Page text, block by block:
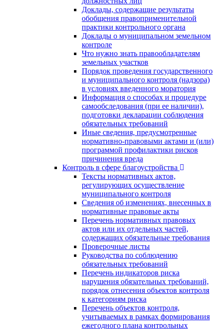
Доклады, содержащие результаты
обобщения правоприменительной
практики контрольного органа
Доклады о муниципальном земельном
контроле
Что нужно знать правообладателям
земельных участков
Порядок проведения государственного
и муниципального контроля (надзора)
в условиях введенного моратория
Информация о способах и процедуре
самообследования (при ее наличии),
подготовки декларации соблюдения
обязательных требований
Иные сведения, предусмотренные
нормативно-правовыми актами и (или)
программой профилактики рисков
причинения вреда
Контроль в сфере благоустройства
Тексты нормативных актов,
регулирующих осуществление
муниципального контроля
Сведения об изменениях, внесенных в
нормативные правовые акты
Перечень нормативных правовых
актов или их отдельных частей,
содержащих обязательные требования
Проверочные листы
Руководства по соблюдению
обязательных требований
Перечень индикаторов риска
нарушения обязательных требований,
порядок отнесения объектов контроля
к категориям риска
Перечень объектов контроля,
учитываемых в рамках формирования
ежегодного плана контрольных